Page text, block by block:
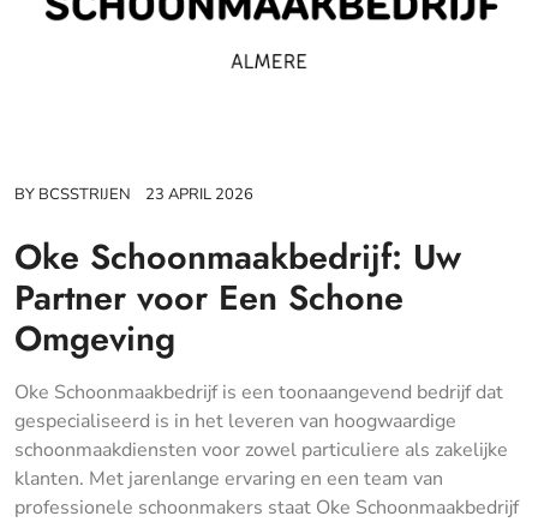
BY BCSSTRIJEN 23 APRIL 2026
Oke Schoonmaakbedrijf: Uw
Partner voor Een Schone
Omgeving
Oke Schoonmaakbedrijf is een toonaangevend bedrijf dat
gespecialiseerd is in het leveren van hoogwaardige
schoonmaakdiensten voor zowel particuliere als zakelijke
klanten. Met jarenlange ervaring en een team van
professionele schoonmakers staat Oke Schoonmaakbedrijf